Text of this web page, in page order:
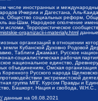
числе иностранных и
Ичкерии и Дагестана, Аль-
Общество социальных реформ,
аш-Шам, Народное ополчение
исломи, Террористическое
organizacii-i-materialy.html
организаций в отношении
Кубанской Духовно Родовой
Таблиги Джамаат, Русское
социалистическая рабочая
национальное единство,
объединениях, Омская
Русского народа
экстремистской
группа МПГ, Курсом Правды и
Башкорт, Нация и свобода,
данные на 06.08.2021